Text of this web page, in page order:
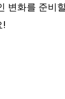
변화를 준비
!